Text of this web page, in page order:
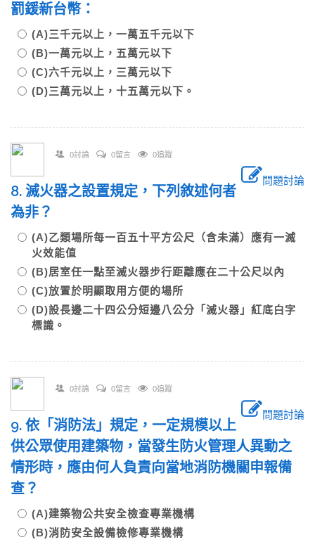
罰鍰新台幣：
(A)三千元以上，一萬五千元以下
(B)一萬元以上，五萬元以下
(C)六千元以上，三萬元以下
(D)三萬元以上，十五萬元以下。
0討論 0留言 0追蹤
問題討論
8. 滅火器之設置規定，下列敘述何者
為非？
(A)乙類場所每一百五十平方公尺（含未滿）應有一滅
火效能值
(B)居室任一點至滅火器步行距離應在二十公尺以內
(C)放置於明顯取用方便的場所
(D)設長邊二十四公分短邊八公分「滅火器」紅底白字
標識。
0討論 0留言 0追蹤
問題討論
9. 依「消防法」規定，一定規模以上
供公眾使用建築物，當發生防火管理人異動之
情形時，應由何人負責向當地消防機關申報備
查？
(A)建築物公共安全檢查專業機構
(B)消防安全設備檢修專業機構